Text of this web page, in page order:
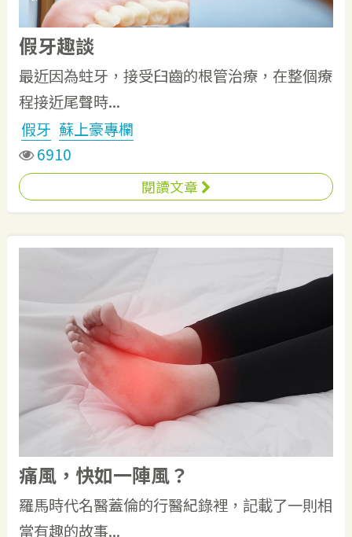
假牙趣談
最近因為蛀牙，接受臼齒的根管治療，在整個療
程接近尾聲時...
假牙 蘇上豪專欄
6910
閱讀文章
痛風，快如一陣風？
羅馬時代名醫蓋倫的行醫紀錄裡，記載了一則相
當有趣的故事...